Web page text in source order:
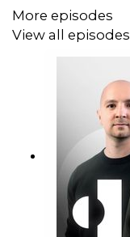
More episodes
View all episodes